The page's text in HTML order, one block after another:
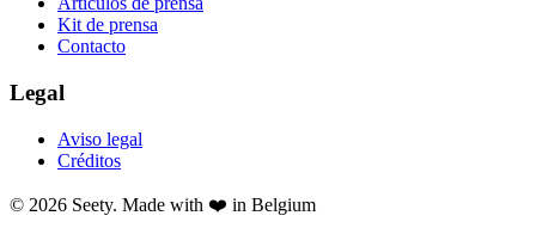
Kit de prensa
Contacto
Legal
Aviso legal
Créditos
© 2026 Seety. Made with ❤️ in Belgium